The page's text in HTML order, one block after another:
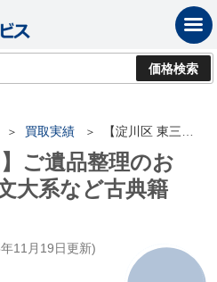
買取実績 【淀川区 東三国】ご遺品整理のお手伝い：新釈漢文大系など古典籍300冊と骨董品
】ご遺品整理のお
大系など古典籍
11月19日更新)